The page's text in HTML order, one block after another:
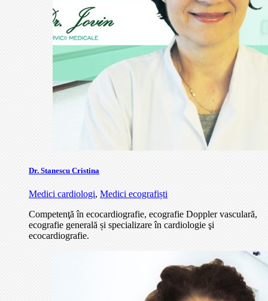
Dr. Stanescu Cristina
Medici cardiologi, Medici ecografiști
Competenţă în ecocardiografie, ecografie Doppler vasculară,
ecografie generală și specializare în cardiologie şi
ecocardiografie.